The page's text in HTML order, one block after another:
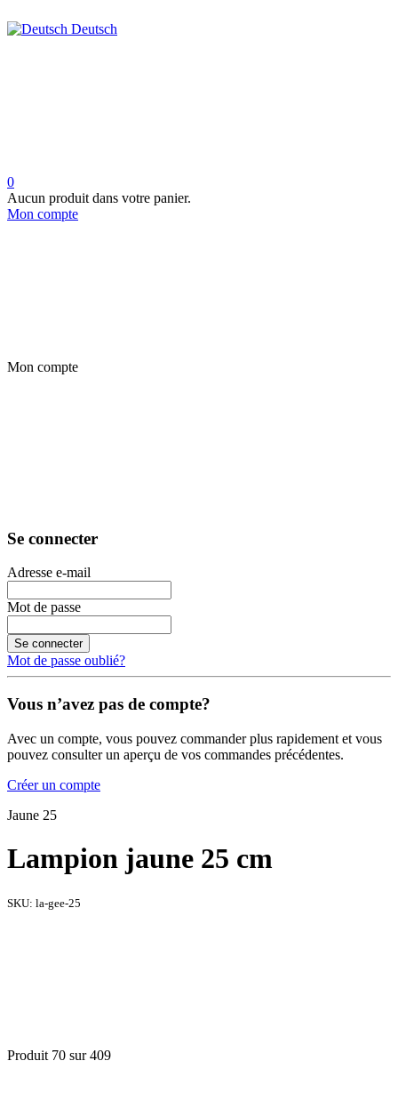
Deutsch
0
Aucun produit dans votre panier.
Mon compte
Mon compte
Se connecter
Adresse e-mail
Mot de passe
Se connecter
Mot de passe oublié?
Vous n’avez pas de compte?
Avec un compte, vous pouvez commander plus rapidement et vous
pouvez consulter un aperçu de vos commandes précédentes.
Créer un compte
Jaune 25
Lampion jaune 25 cm
SKU: la-gee-25
Produit 70 sur 409